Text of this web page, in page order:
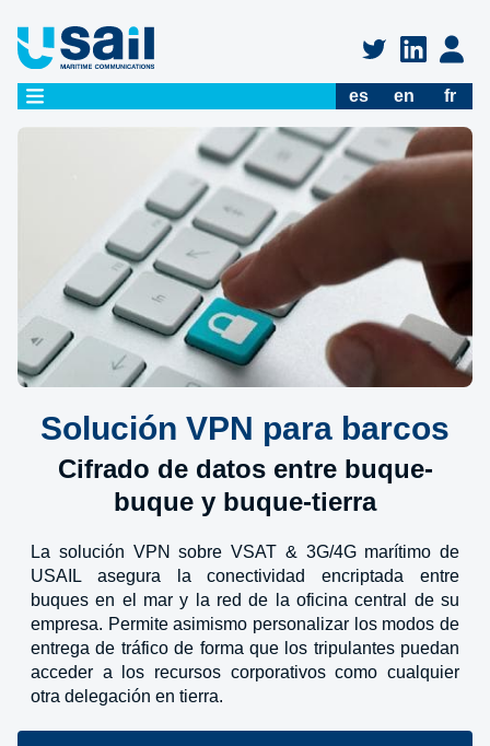
es en fr
Solución VPN para barcos
Cifrado de datos entre buque-
buque y buque-tierra
La solución VPN sobre VSAT & 3G/4G marítimo de
USAIL asegura la conectividad encriptada entre
buques en el mar y la red de la oficina central de su
empresa. Permite asimismo personalizar los modos de
entrega de tráfico de forma que los tripulantes puedan
acceder a los recursos corporativos como cualquier
otra delegación en tierra.